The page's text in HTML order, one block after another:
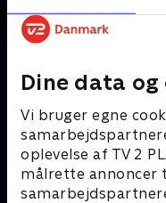
Dine data og
Vi bruger egne
oplevelse af TV 2
målrette annoncer
Andre så også